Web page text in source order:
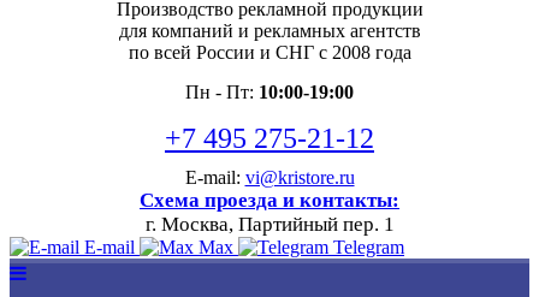
Производство рекламной продукции
для компаний и рекламных агентств
по всей России и СНГ с 2008 года
Пн - Пт: 10:00-19:00
+7 495 275-21-12
E-mail: vi@kristore.ru
Схема проезда и контакты:
г. Москва, Партийный пер. 1
E-mail Max Telegram